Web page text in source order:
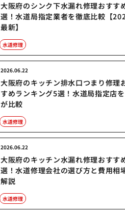
大阪府のシンク下水漏れ修理おすす
選！水道局指定業者を徹底比較【
最新】
水道修理
大阪府のキッチン排水口つまり修理
すめランキング5選！水道局指定店
が比較
2026.06.22
水道修理
大阪府のキッチン水漏れ修理おすす
選！水道修理会社の選び方と費用相
解説
2026.06.22
水道修理